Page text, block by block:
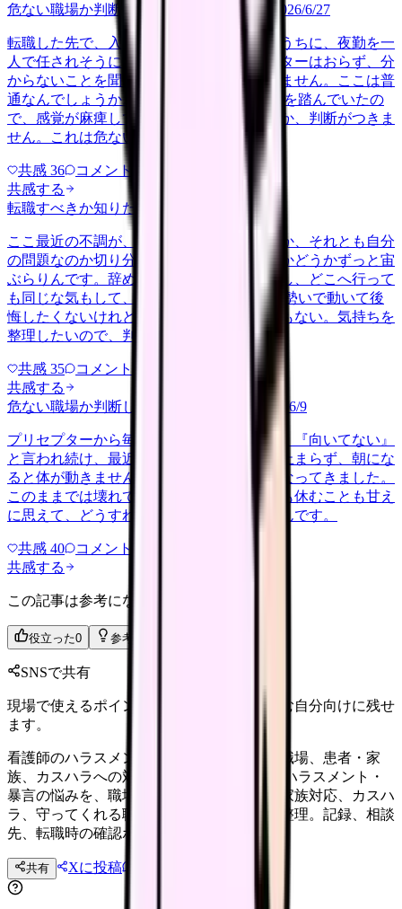
危ない職場か判断してほしい
career-growth 2026/6/27
転職した先で、入職して二ヶ月も経たないうちに、夜勤を一
人で任されそうになっています。プリセプターはおらず、分
からないことを聞ける相手も日によっていません。ここは普
通なんでしょうか。 前の職場はもっと段階を踏んでいたの
で、感覚が麻痺しているのか自分が甘いのか、判断がつきま
せん。これは危ない環境なのか…
共感 36 コメント
共感する
転職すべきか知りたい
ここ最近の不調が、職場の環境のせいなのか、それとも自分
の問題なのか切り分けられず、転職すべきかどうかずっと宙
ぶらりんです。辞めれば楽になる気もするし、どこへ行って
も同じな気もして、決め手がありません。 勢いで動いて後
悔したくないけれど、このまま留まる根拠もない。気持ちを
整理したいので、判断材料の集…
共感 35 コメント
共感する
危ない職場か判断してほしい
2026/6/9
プリセプターから毎日のように『辞めれば』『向いてない』
と言われ続け、最近は職場が近づくと涙が止まらず、朝にな
ると体が動きません。食事も喉を通らなくなってきました。
このままでは壊れてしまう気がします。でも休むことも甘え
に思えて、どうすればいいのか分からないんです。
共感 40 コメント
共感する
この記事は参考になりましたか？
役立った0 参考になった
SNSで共有
現場で使えるポイントを、同僚やあとで読む自分向けに残せ
ます。
看護師のハラスメント・暴言完全ガイド。職場、患者・家
族、カスハラへの対応を整理する 看護師のハラスメント・
暴言の悩みを、職場ハラスメント、患者・家族対応、カスハ
ラ、守ってくれる職場の見分け方に分けて整理。記録、相談
先、転職時の確認ポイントまで解説します。
共有 Xに投稿